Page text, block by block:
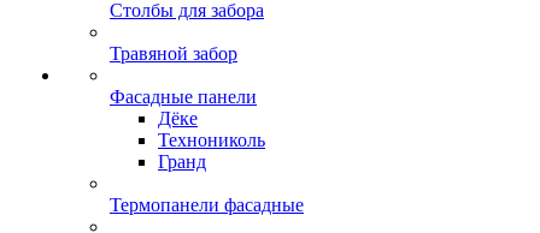
Столбы для забора
Травяной забор
Фасадные панели
Дёке
Технониколь
Гранд
Термопанели фасадные